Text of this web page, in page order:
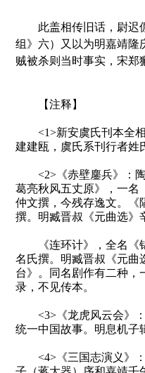
此盖相传旧话，尉迟偓
组》六）又以为明嘉靖隆
贼被杀则当时事实，宋郑
【注释】
<1>新安虞氏刊本全相
建建瓯，虞氏系刊行者姓
<2>《赤壁鏖兵》：陶
葛亮秋风五丈原》，一名
仲文撰，今残存逸文。《
撰。明臧晋叔《元曲选》
《连环计》，全名《锦
名氏撰。明臧晋叔《元曲
台》。同名剧作有二种，
录，不见传本。
<3>《龙虎风云会》：
统一中国故事。明息机子
<4>《三国志演义》：